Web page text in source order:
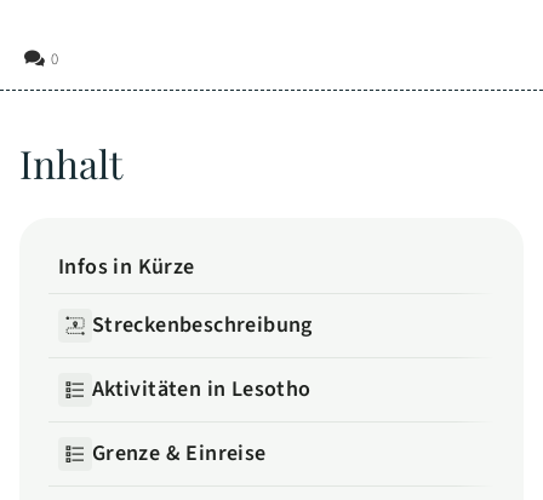
0
Inhalt
Infos in Kürze
Streckenbeschreibung
Aktivitäten in Lesotho
Grenze & Einreise